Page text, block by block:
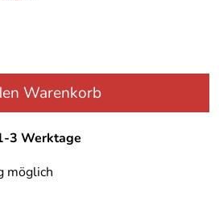
Warenkorb
3 Werktage
möglich